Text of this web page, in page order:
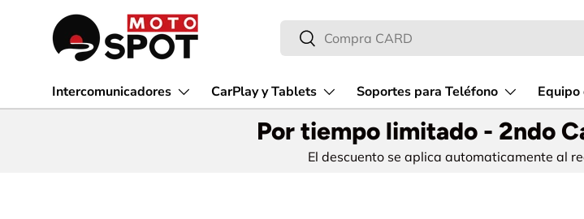
Ir al contenido Buscar
Buscar
Intercomunicadores CarPlay y Tablets Soportes para Teléfono Equipo
Por tiempo limitado - 2ndo
El descuento se aplica automaticamente al